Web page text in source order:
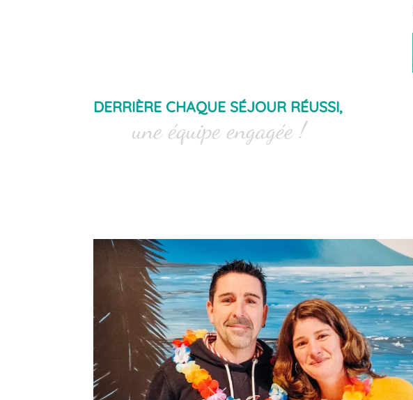
DERRIÈRE CHAQUE SÉJOUR RÉUSSI,
une équipe engagée !